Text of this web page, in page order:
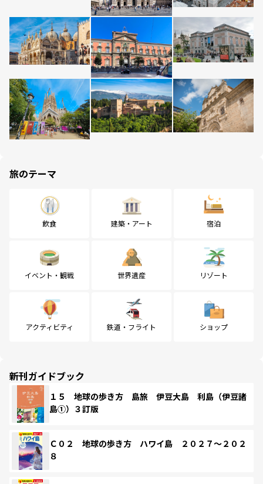
旅のテーマ
飲食 建築・アート 宿泊
イベント・観戦 世界遺産 リゾート
アクティビティ 鉄道・フライト ショップ
新刊ガイドブック
１５ 地球の歩き方 島旅 伊豆大島 利島（伊豆諸
島①）３訂版
Ｃ０２ 地球の歩き方 ハワイ島 ２０２７～２０２
８